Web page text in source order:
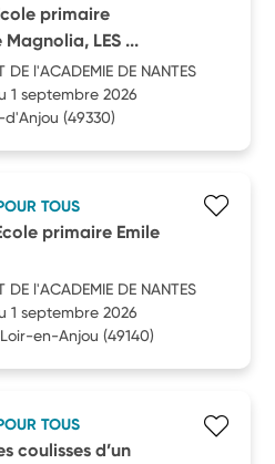
primaire
LES ...
DE l'ACADEMIE DE NANTES
1 septembre 2026
d'Anjou (49330)
TOUS
primaire Emile
DE l'ACADEMIE DE NANTES
1 septembre 2026
en-Anjou (49140)
TOUS
coulisses d’un